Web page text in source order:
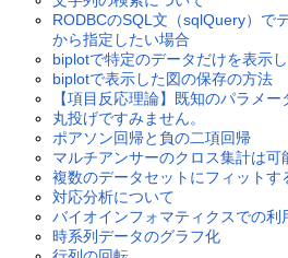
RODBCのSQL文（sqlQuery）で
から指定したい場合
biplotで特定のデータだけを表示
biplotで表示した図の保存の方法
【項目反応理論】既知のパラメ
丸投げですみません。
ポアソン回帰と負の二項回帰
マルチアンサーのクロス集計は可
複数のデータセットにフィットす
対応分析について
バイオインフォマティクスでの利
時系列データのグラフ化